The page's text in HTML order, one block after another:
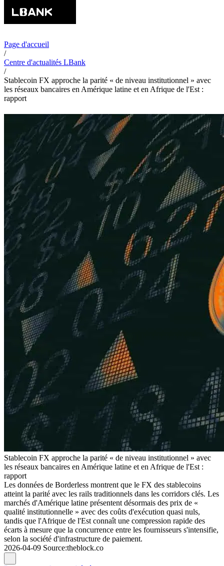
Page d'accueil
/
Centre d'actualités LBank
/
Stablecoin FX approche la parité « de niveau institutionnel » avec
les réseaux bancaires en Amérique latine et en Afrique de l'Est :
rapport
Stablecoin FX approche la parité « de niveau institutionnel » avec
les réseaux bancaires en Amérique latine et en Afrique de l'Est :
rapport
Les données de Borderless montrent que le FX des stablecoins
atteint la parité avec les rails traditionnels dans les corridors clés. Les
marchés d'Amérique latine présentent désormais des prix de «
qualité institutionnelle » avec des coûts d'exécution quasi nuls,
tandis que l'Afrique de l'Est connaît une compression rapide des
écarts à mesure que la concurrence entre les fournisseurs s'intensifie,
selon la société d'infrastructure de paiement.
2026-04-09 Source:theblock.co